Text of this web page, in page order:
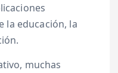
la educación, la
muchas